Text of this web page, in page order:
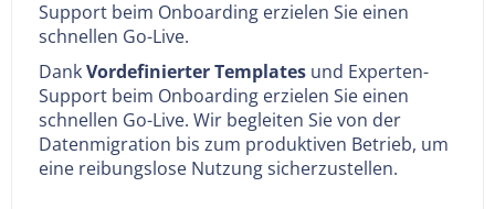
Support beim Onboarding erzielen Sie einen
schnellen Go-Live.
DankVordefinierter Templates und Experten-
Support beim Onboarding erzielen Sie einen
schnellen Go-Live. Wir begleiten Sie von der
Datenmigration bis zum produktiven Betrieb, um
eine reibungslose Nutzung sicherzustellen.